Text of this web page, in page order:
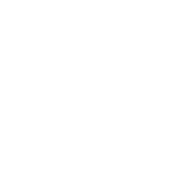
國立宜蘭大學 園藝
宜蘭大學 森林暨自然
宜蘭大學 生物技術與